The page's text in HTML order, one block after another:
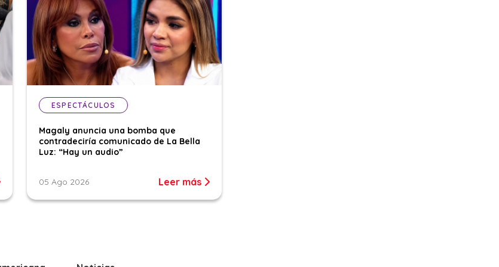
ESPECTÁCULOS
Magaly anuncia una bomba que
contradeciría comunicado de La Bella
Luz: “Hay un audio”
05 Ago 2026 Leer más